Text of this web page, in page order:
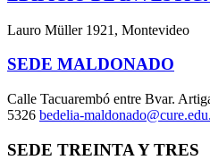
Lauro Müller 1921, Montevideo
SEDE MALDONADO
Calle Tacuarembó entre Bvar.
5326 bedelia-
SEDE TREINTA Y TRES